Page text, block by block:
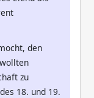
den
zu
18. und 19.